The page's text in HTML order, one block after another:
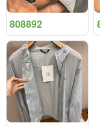
808892